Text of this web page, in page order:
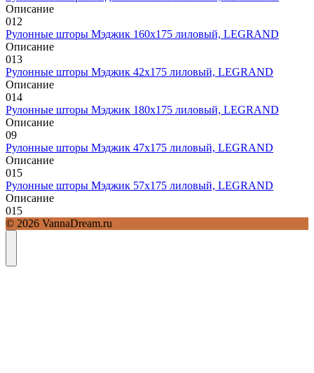
Описание
012
Рулонные шторы Мэджик 160х175 лиловый, LEGRAND
Описание
013
Рулонные шторы Мэджик 42х175 лиловый, LEGRAND
Описание
014
Рулонные шторы Мэджик 180х175 лиловый, LEGRAND
Описание
09
Рулонные шторы Мэджик 47х175 лиловый, LEGRAND
Описание
015
Рулонные шторы Мэджик 57х175 лиловый, LEGRAND
Описание
015
© 2026 VannaDream.ru